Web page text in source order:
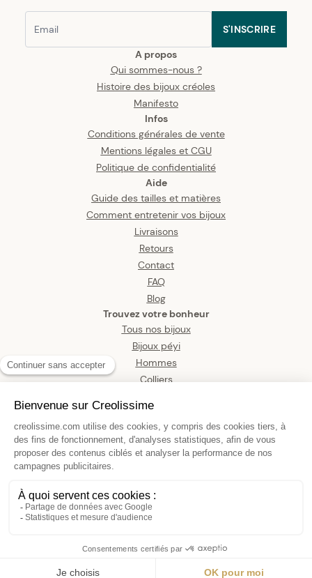
Boucles D'oreilles Or 375 Cœur
A propos
Qui sommes-nous ?
Histoire des bijoux créoles
Manifesto
Infos
Conditions générales de vente
Mentions légales et CGU
Politique de confidentialité
Aide
Guide des tailles et matières
Comment entretenir vos bijoux
Livraisons
Retours
Contact
FAQ
Blog
Trouvez votre bonheur
Tous nos bijoux
Bijoux péyi
Hommes
Colliers
Bracelets
Pendentifs
Bagues
S'INSCRIRE